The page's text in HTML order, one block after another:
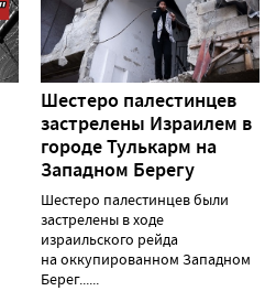
Шестеро палестинцев
застрелены Израилем в
городе Тулькарм на
Западном Берегу
Шестеро палестинцев были
застрелены в ходе
израильского рейда
на оккупированном Западном
Берег......